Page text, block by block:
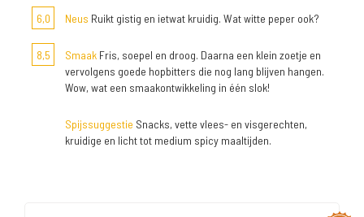
6,0 Neus Ruikt gistig en ietwat kruidig. Wat witte peper ook?
8,5 Smaak Fris, soepel en droog. Daarna een klein zoetje en
vervolgens goede hopbitters die nog lang blijven hangen.
Wow, wat een smaakontwikkeling in één slok!
Spijssuggestie Snacks, vette vlees- en visgerechten,
kruidige en licht tot medium spicy maaltijden.